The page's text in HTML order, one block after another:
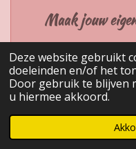
Deze website gebruikt
doeleinden en/of het
Door gebruik te blijven
u hiermee akkoord.
Maak jouw
© 2017 - 2026